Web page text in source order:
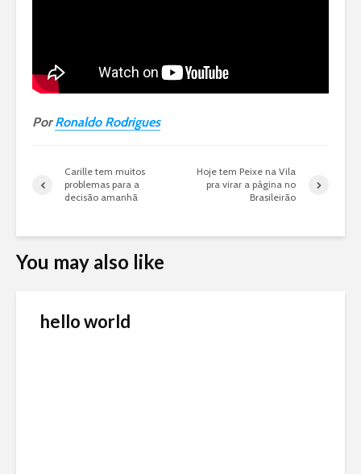
PorRonaldo Rodrigues
Carille tem muitos
problemas para a
decisão amanhã
Hoje tem Peixe na Vila
pra virar a página no
Brasileirão
You may also like
hello world